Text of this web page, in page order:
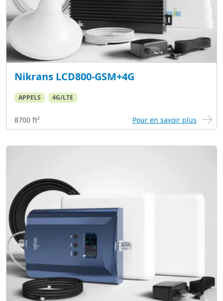
Nikrans LCD800-GSM+4G
APPELS 4G/LTE
8700 ft² Pour en savoir plus